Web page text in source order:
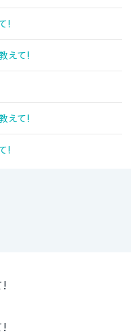
!
えて!
えて!
!
!
!